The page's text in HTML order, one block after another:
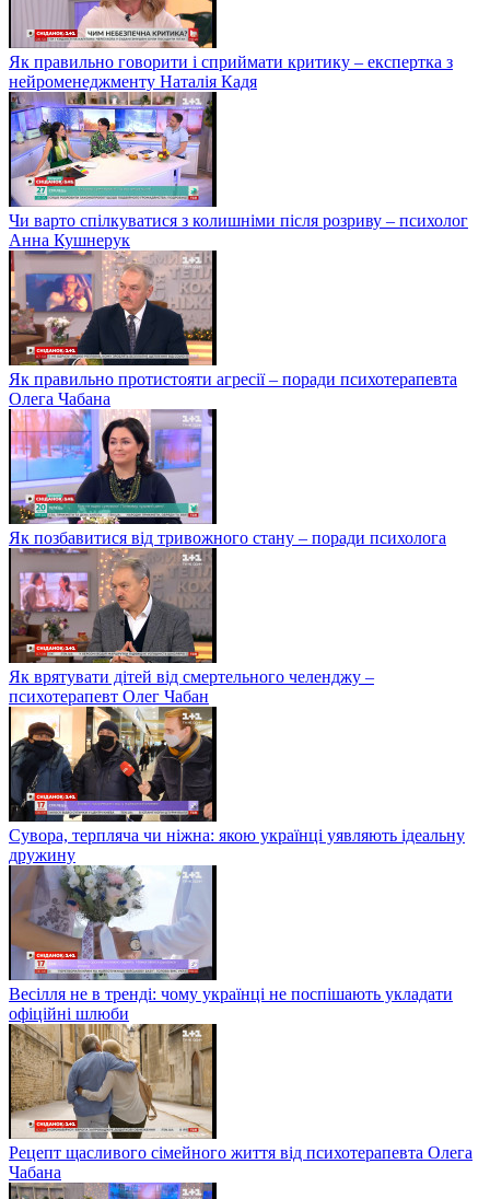
Як правильно говорити і сприймати критику – експертка з
нейроменеджменту Наталія Кадя
Чи варто спілкуватися з колишніми після розриву – психолог
Анна Кушнерук
Як правильно протистояти агресії – поради психотерапевта
Олега Чабана
Як позбавитися від тривожного стану – поради психолога
Як врятувати дітей від смертельного челенджу –
психотерапевт Олег Чабан
Сувора, терпляча чи ніжна: якою українці уявляють ідеальну
дружину
Весілля не в тренді: чому українці не поспішають укладати
офіційні шлюби
Рецепт щасливого сімейного життя від психотерапевта Олега
Чабана